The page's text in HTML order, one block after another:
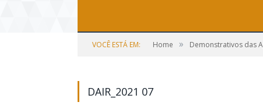
VOCÊ ESTÁ EM: Home » Demonstrativos das
DAIR_2021 07